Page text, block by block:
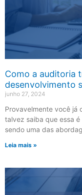
Como a auditoria
desenvolvimento
junho 27, 2024
Provavelmente você já
talvez saiba que essa
sendo uma das
Leia mais »